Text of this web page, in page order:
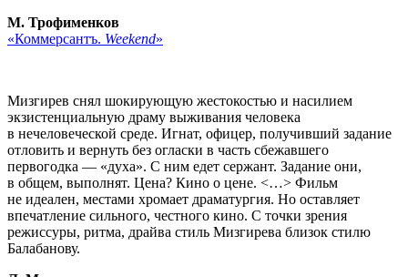
М. Трофименков
«Коммерсантъ. Weekend»
Мизгирев снял шокирующую жестокостью и насилием
экзистенциальную драму выживания человека
в нечеловеческой среде. Игнат, офицер, получивший задание
отловить и вернуть без огласки в часть сбежавшего
первогодка — «духа». С ним едет сержант. Задание они,
в общем, выполнят. Цена? Кино о цене. <…> Фильм
не идеален, местами хромает драматургия. Но оставляет
впечатление сильного, честного кино. С точки зрения
режиссуры, ритма, драйва стиль Мизгирева близок стилю
Балабанову.